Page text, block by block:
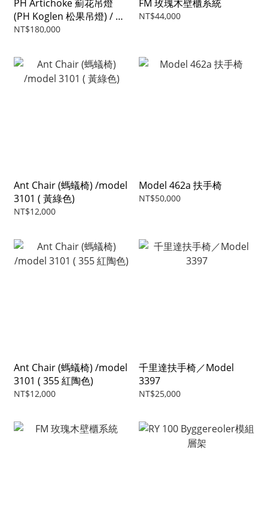
PH Artichoke 薊花吊燈
(PH Koglen 松果吊燈) / 銀
色
NT$180,000
FM 玫瑰木壁櫃系統
NT$44,000
Ant Chair (螞蟻椅) /model
3101 ( 黃綠色)
NT$12,000
Model 462a 扶手椅
NT$50,000
Ant Chair (螞蟻椅) /model
3101 ( 355 紅陶色)
NT$12,000
千里達扶手椅／Model
3397
NT$25,000